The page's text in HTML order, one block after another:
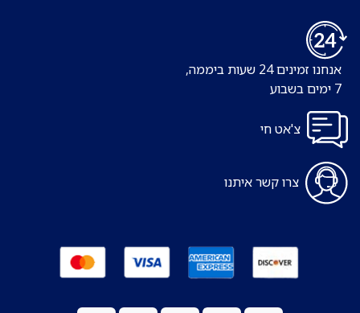
אנחנו זמינים 24 שעות ביממה,
צ'אט חי
צרו קשר איתנו